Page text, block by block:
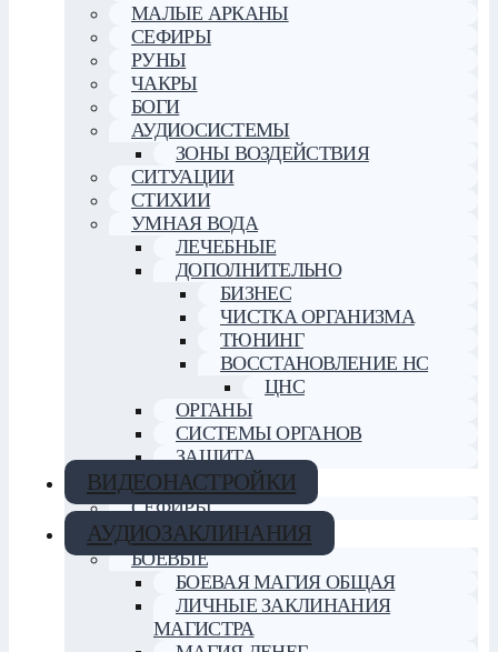
МАЛЫЕ АРКАНЫ
СЕФИРЫ
РУНЫ
ЧАКРЫ
БОГИ
АУДИОСИСТЕМЫ
ЗОНЫ ВОЗДЕЙСТВИЯ
СИТУАЦИИ
СТИХИИ
УМНАЯ ВОДА
ЛЕЧЕБНЫЕ
ДОПОЛНИТЕЛЬНО
БИЗНЕС
ЧИСТКА ОРГАНИЗМА
ТЮНИНГ
ВОССТАНОВЛЕНИЕ НС
ЦНС
ОРГАНЫ
СИСТЕМЫ ОРГАНОВ
ЗАЩИТА
ВИДЕОНАСТРОЙКИ
СЕФИРЫ
АУДИОЗАКЛИНАНИЯ
БОЕВЫЕ
БОЕВАЯ МАГИЯ ОБЩАЯ
ЛИЧНЫЕ ЗАКЛИНАНИЯ
МАГИСТРА